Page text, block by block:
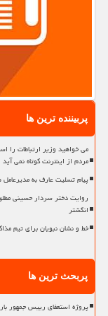
پربیننده ترین ها
می خواهید وزیر ارتباطات را
مردم از اینترنت کوتاه نمی آید
پیام تسلیت عارف به
روایت دختر سردار حسینی
انگشتر
خط و نشان نبویان برای تیم
پربحث ترین ها
پروژه استعفای رییس جمهور